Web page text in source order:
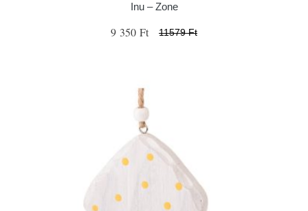
Inu – Zone
9 350 Ft 11579 Ft